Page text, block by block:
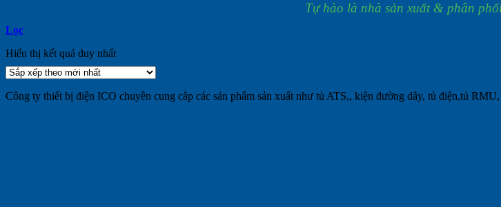
Tự hào là nhà sản xuất & phân
Lọc
Hiển thị kết quả duy nhất
Công ty thiết bị điện ICO chuyên cung câp các sản phẩm sản xuất như tủ ATS,, kiện đường dây, tủ điện,tủ